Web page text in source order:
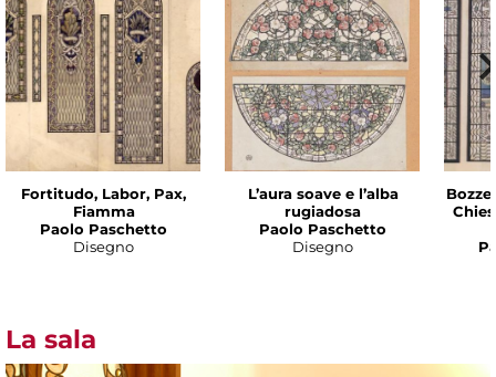
Fortitudo, Labor, Pax,
Fiamma
Paolo Paschetto
Disegno
L’aura soave e l’alba
rugiadosa
Paolo Paschetto
Disegno
La sala